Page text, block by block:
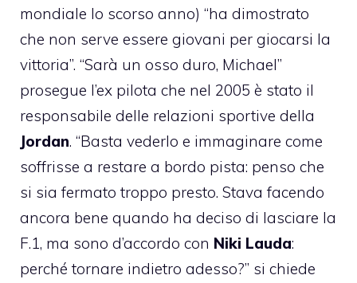
mondiale lo scorso anno) “ha dimostrato
che non serve essere giovani per giocarsi la
vittoria”. “Sarà un osso duro, Michael”
prosegue l’ex pilota che nel 2005 è stato il
responsabile delle relazioni sportive della
Jordan. “Basta vederlo e immaginare come
soffrisse a restare a bordo pista: penso che
si sia fermato troppo presto. Stava facendo
ancora bene quando ha deciso di lasciare la
F.1, ma sono d’accordo con Niki Lauda:
perché tornare indietro adesso?” si chiede